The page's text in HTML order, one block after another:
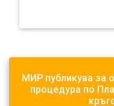
МИР публикува за
процедура по